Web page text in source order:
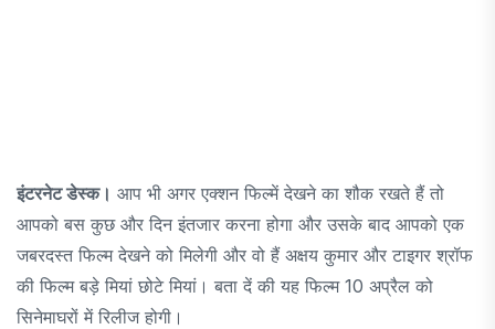
इंटरनेट डेस्क। आप भी अगर एक्शन फिल्में देखने का शौक रखते हैं तो
आपको बस कुछ और दिन इंतजार करना होगा और उसके बाद आपको एक
जबरदस्त फिल्म देखने को मिलेगी और वो हैं अक्षय कुमार और टाइगर श्रॉफ
की फिल्म बड़े मियां छोटे मियां। बता दें की यह फिल्म 10 अप्रैल को
सिनेमाघरों में रिलीज होगी।